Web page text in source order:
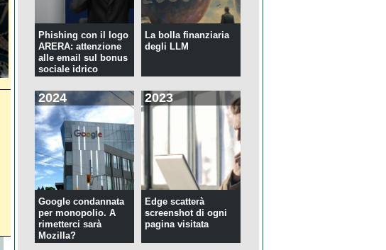
Phishing con il logo
ARERA: attenzione
alle email sul bonus
sociale idrico
La bolla finanziaria
degli LLM
2024
Google condannata
per monopolio. A
rimetterci sarà
Mozilla?
2023
Edge scatterà
screenshot di ogni
pagina visitata